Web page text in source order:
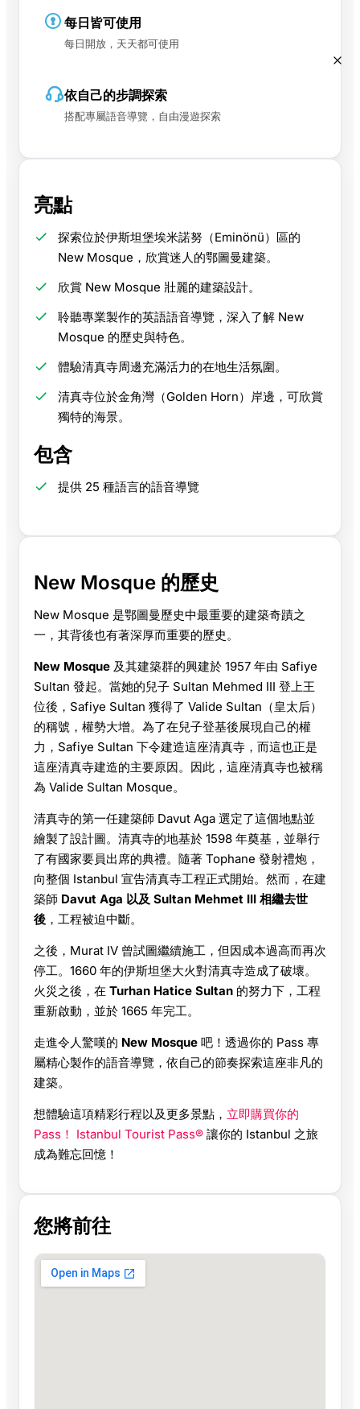
每日皆可使用
每日開放，天天都可使用
依自己的步調探索
搭配專屬語音導覽，自由漫遊探索
亮點
探索位於伊斯坦堡埃米諾努（Eminönü）區的
New Mosque，欣賞迷人的鄂圖曼建築。
欣賞 New Mosque 壯麗的建築設計。
聆聽專業製作的英語語音導覽，深入了解 New
Mosque 的歷史與特色。
體驗清真寺周邊充滿活力的在地生活氛圍。
清真寺位於金角灣（Golden Horn）岸邊，可欣賞
獨特的海景。
包含
提供 25 種語言的語音導覽
New Mosque 的歷史
New Mosque 是鄂圖曼歷史中最重要的建築奇蹟之
一，其背後也有著深厚而重要的歷史。
New Mosque 及其建築群的興建於 1957 年由 Safiye
Sultan 發起。當她的兒子 Sultan Mehmed III 登上王
位後，Safiye Sultan 獲得了 Valide Sultan（皇太后）
的稱號，權勢大增。為了在兒子登基後展現自己的權
力，Safiye Sultan 下令建造這座清真寺，而這也正是
這座清真寺建造的主要原因。因此，這座清真寺也被稱
為 Valide Sultan Mosque。
清真寺的第一任建築師 Davut Aga 選定了這個地點並
繪製了設計圖。清真寺的地基於 1598 年奠基，並舉行
了有國家要員出席的典禮。隨著 Tophane 發射禮炮，
向整個 Istanbul 宣告清真寺工程正式開始。然而，在建
築師 Davut Aga 以及 Sultan Mehmet III 相繼去世
後 ，工程被迫中斷。
之後，Murat IV 曾試圖繼續施工，但因成本過高而再次
停工。1660 年的伊斯坦堡大火對清真寺造成了破壞。
火災之後，在 Turhan Hatice Sultan 的努力下，工程
重新啟動，並於 1665 年完工。
走進令人驚嘆的 New Mosque 吧！透過你的 Pass 專
屬精心製作的語音導覽，依自己的節奏探索這座非凡的
建築。
想體驗這項精彩行程以及更多景點， 立即購買你的
Pass！ Istanbul Tourist Pass® 讓你的 Istanbul 之旅
成為難忘回憶！
您將前往